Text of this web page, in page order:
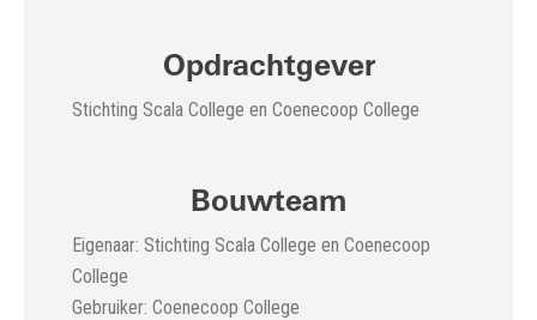
Opdrachtgever
Stichting Scala College en Coenecoop College
Bouwteam
Eigenaar: Stichting Scala College en Coenecoop
College
Gebruiker: Coenecoop College